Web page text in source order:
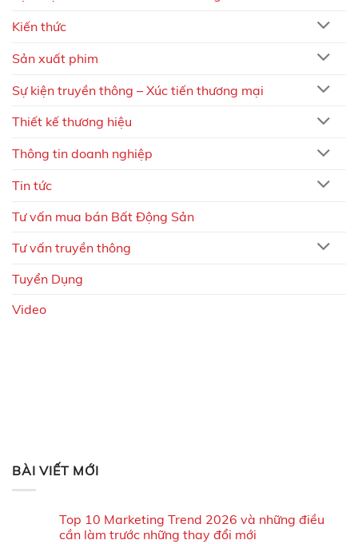
Kiến thức
Sản xuất phim
Sự kiện truyền thông – Xúc tiến thương mại
Thiết kế thương hiệu
Thông tin doanh nghiệp
Tin tức
Tư vấn mua bán Bất Động Sản
Tư vấn truyền thông
Tuyển Dụng
Video
BÀI VIẾT MỚI
Top 10 Marketing Trend 2026 và những điều
cần làm trước những thay đổi mới